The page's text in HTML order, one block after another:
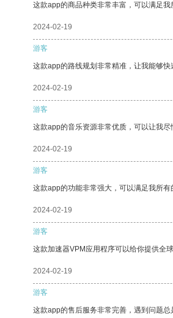
这款app的商品种类非常丰富，可以满足我
2024-02-19
游客
这款app的路线规划非常精准，让我能够快
2024-02-19
游客
这款app的音乐资源非常优质，可以让我尽
2024-02-19
游客
这款app的功能非常强大，可以满足我所
2024-02-19
游客
这款加速器VPM应用程序可以给你提供全
2024-02-19
游客
这款app的售后服务非常完善，遇到问题总